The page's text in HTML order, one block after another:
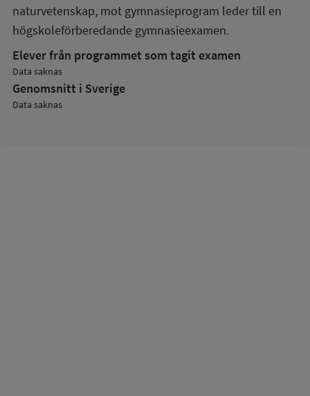
naturvetenskap, mot gymnasieprogram leder till en
högskoleförberedande gymnasieexamen.
Elever från programmet som tagit examen
Data saknas
Genomsnitt i Sverige
Data saknas